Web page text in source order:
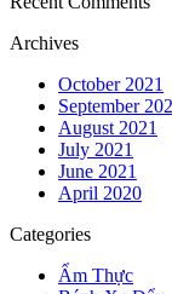
Archives
October 2021
September
August 2021
July 2021
June 2021
April 2020
Categories
Ẩm Thực